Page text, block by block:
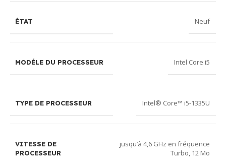
ÉTAT Neuf
MODÉLE DU PROCESSEUR Intel Core i5
TYPE DE PROCESSEUR Intel® Core™ i5-1335U
VITESSE DE
PROCESSEUR
jusqu’à 4,6 GHz en fréquence
Turbo, 12 Mo